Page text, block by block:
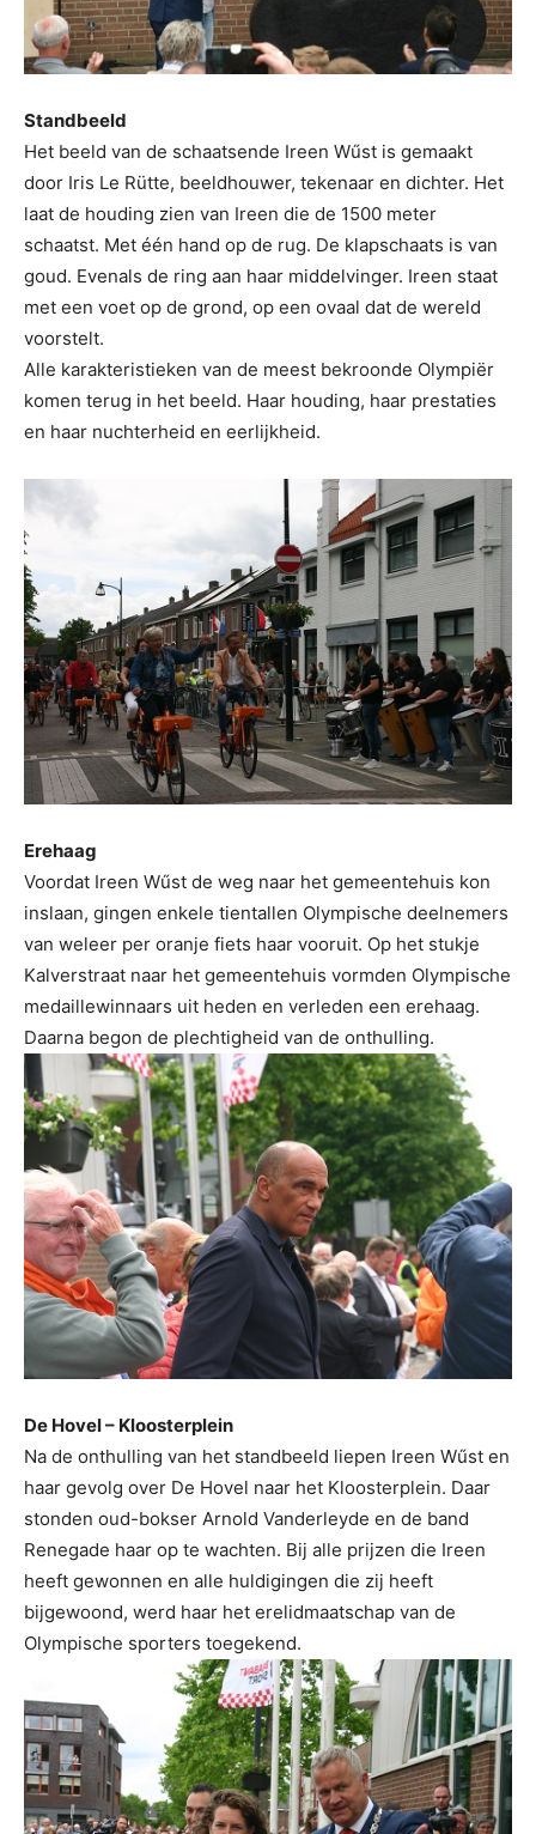
Standbeeld
Het beeld van de schaatsende Ireen Wűst is gemaakt
door Iris Le Rütte, beeldhouwer, tekenaar en dichter. Het
laat de houding zien van Ireen die de 1500 meter
schaatst. Met één hand op de rug. De klapschaats is van
goud. Evenals de ring aan haar middelvinger. Ireen staat
met een voet op de grond, op een ovaal dat de wereld
voorstelt.
Alle karakteristieken van de meest bekroonde Olympiër
komen terug in het beeld. Haar houding, haar prestaties
en haar nuchterheid en eerlijkheid.
Erehaag
Voordat Ireen Wűst de weg naar het gemeentehuis kon
inslaan, gingen enkele tientallen Olympische deelnemers
van weleer per oranje fiets haar vooruit. Op het stukje
Kalverstraat naar het gemeentehuis vormden Olympische
medaillewinnaars uit heden en verleden een erehaag.
Daarna begon de plechtigheid van de onthulling.
De Hovel – Kloosterplein
Na de onthulling van het standbeeld liepen Ireen Wűst en
haar gevolg over De Hovel naar het Kloosterplein. Daar
stonden oud-bokser Arnold Vanderleyde en de band
Renegade haar op te wachten. Bij alle prijzen die Ireen
heeft gewonnen en alle huldigingen die zij heeft
bijgewoond, werd haar het erelidmaatschap van de
Olympische sporters toegekend.